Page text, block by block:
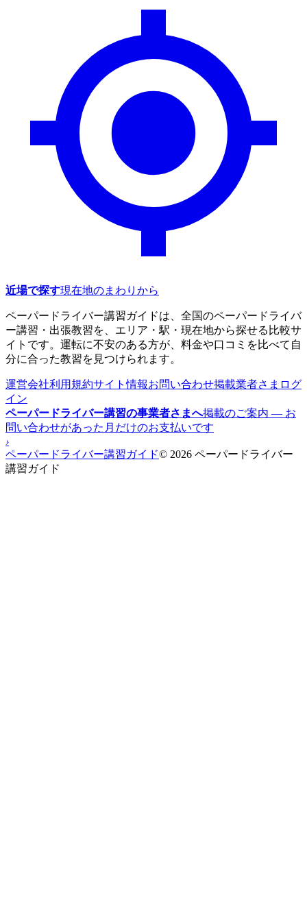
近場で探す現在地のまわりから
ペーパードライバー講習ガイドは、全国のペーパードライバ
ー講習・出張教習を、エリア・駅・現在地から探せる比較サ
イトです。運転に不安のある方が、料金や口コミを比べて自
分に合った教習を見つけられます。
運営会社利用規約サイト情報お問い合わせ掲載業者さまログ
イン
ペーパードライバー講習の事業者さまへ掲載のご案内 — お
問い合わせがあった月だけのお支払いです
›
ペーパードライバー講習ガイド© 2026 ペーパードライバー
講習ガイド